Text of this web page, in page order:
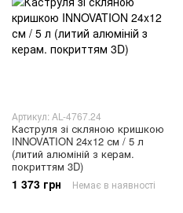
Артикул: AL-4767.24
Каструля зі скляною кришкою
INNOVATION 24x12 см / 5 л
(литий алюміній з керам.
покриттям 3D)
1 373 грн Немає в наявності